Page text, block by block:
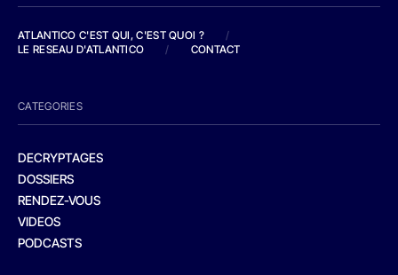
ATLANTICO C'EST QUI, C'EST QUOI ?
/
LE RESEAU D'ATLANTICO
/ CONTACT
CATEGORIES
DECRYPTAGES
DOSSIERS
RENDEZ-VOUS
VIDEOS
PODCASTS